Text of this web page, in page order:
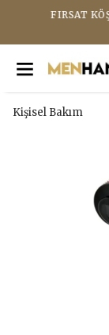
FIRSAT
Kişisel Bakım